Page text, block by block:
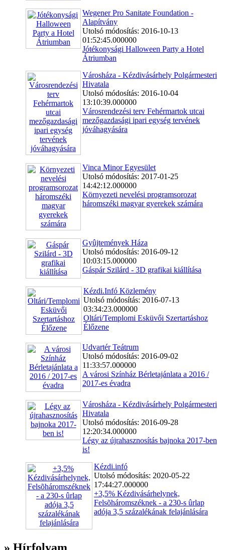
Wegener Pro Sanitate Foundation -
Alapítvány
Utolsó módosítás: 2016-10-13
01:52:45.000000
Jótékonysági Halloween Party a Hotel
Átriumban
Városháza - Kézdivásárhely Polgármesteri
Hivatala
Utolsó módosítás: 2016-10-04
13:10:39.000000
Városrendezési terv Fehérmartok utcai
mezőgazdasági ipari egység tervének
jóváhagyására
Vinca Minor Egyesület
Utolsó módosítás: 2017-01-25
14:42:12.000000
Környezeti nevelési programsorozat
háromszéki magyar gyerekek számára
Gyûjtemények Háza
Utolsó módosítás: 2016-09-12
10:03:15.000000
Gáspár Szilárd - 3D grafikai kiállítása
Kézdi.Infó Közlemény
Utolsó módosítás: 2016-07-13
03:34:23.000000
Oltári/Templomi Esküvői Szertartáshoz
Élőzene
Udvartér Teátrum
Utolsó módosítás: 2016-09-02
11:33:57.000000
A városi Színház Bérletajánlata a 2016 /
2017-es évadra
Városháza - Kézdivásárhely Polgármesteri
Hivatala
Utolsó módosítás: 2016-09-28
12:20:34.000000
Légy az újrahasznosítás bajnoka 2017-ben
is!
Kézdi.infó
Utolsó módosítás: 2020-05-22
17:44:27.000000
+3,5% Kézdivásárhelynek,
Felsõháromszéknek - a 230-s ûrlap
adója 3,5 százalékának felajánlására
» Hírfolyam